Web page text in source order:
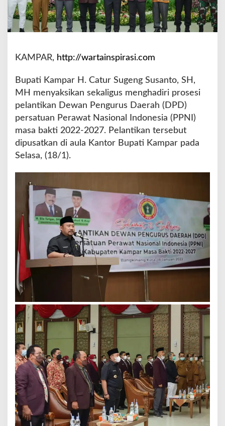
P
e
n
i
a
n
D
P
P
P
K
m
p
a
r
KAMPAR, http://wartainspirasi.com
Bupati Kampar H. Catur Sugeng Susanto, SH,
MH menyaksikan sekaligus menghadiri prosesi
pelantikan Dewan Pengurus Daerah (DPD)
persatuan Perawat Nasional Indonesia (PPNI)
masa bakti 2022-2027. Pelantikan tersebut
dipusatkan di aula Kantor Bupati Kampar pada
Selasa, (18/1).